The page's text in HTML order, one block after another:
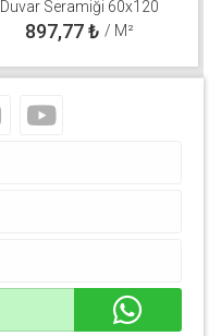
Duvar Seramiği 60x120
310100800511
897,77₺ / M²